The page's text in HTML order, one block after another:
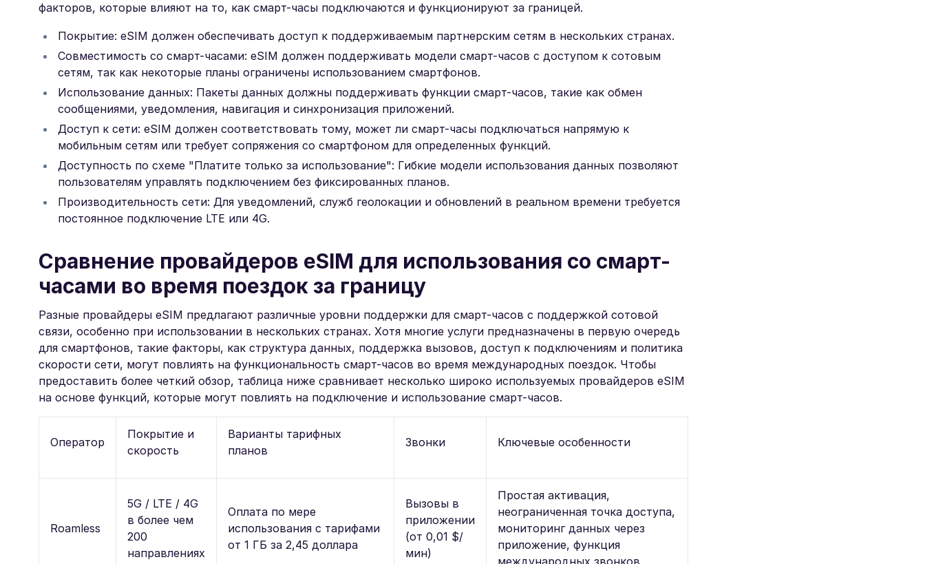
факторов, которые влияют на то, как смарт-часы подключаются и функционируют за границей.
Покрытие: eSIM должен обеспечивать доступ к поддерживаемым партнерским сетям в нескольких странах.
Совместимость со смарт-часами: eSIM должен поддерживать модели смарт-часов с доступом к сотовым
сетям, так как некоторые планы ограничены использованием смартфонов.
Использование данных: Пакеты данных должны поддерживать функции смарт-часов, такие как обмен
сообщениями, уведомления, навигация и синхронизация приложений.
Доступ к сети: eSIM должен соответствовать тому, может ли смарт-часы подключаться напрямую к
мобильным сетям или требует сопряжения со смартфоном для определенных функций.
Доступность по схеме "Платите только за использование": Гибкие модели использования данных позволяют
пользователям управлять подключением без фиксированных планов.
Производительность сети: Для уведомлений, служб геолокации и обновлений в реальном времени требуется
постоянное подключение LTE или 4G.
Сравнение провайдеров eSIM для использования со смарт-
часами во время поездок за границу
Разные провайдеры eSIM предлагают различные уровни поддержки для смарт-часов с поддержкой сотовой
связи, особенно при использовании в нескольких странах. Хотя многие услуги предназначены в первую очередь
для смартфонов, такие факторы, как структура данных, поддержка вызовов, доступ к подключениям и политика
скорости сети, могут повлиять на функциональность смарт-часов во время международных поездок. Чтобы
предоставить более четкий обзор, таблица ниже сравнивает несколько широко используемых провайдеров eSIM
на основе функций, которые могут повлиять на подключение и использование смарт-часов.
Оператор
Покрытие и
скорость
Варианты тарифных
планов
Звонки Ключевые особенности
Roamless
5G / LTE / 4G
в более чем
200
направлениях
Оплата по мере
использования с тарифами
от 1 ГБ за 2,45 доллара
Вызовы в
приложении
(от 0,01 $/
мин)
Простая активация,
неограниченная точка доступа,
мониторинг данных через
приложение, функция